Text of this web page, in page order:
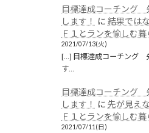
目標達成コーチング
します！
に 結果では
Ｆ１とランを愉しむ
2021/07/13(火)
[…] 目標達成コーチング
す…
目標達成コーチング
します！
に 先が見え
Ｆ１とランを愉しむ
2021/07/11(日)